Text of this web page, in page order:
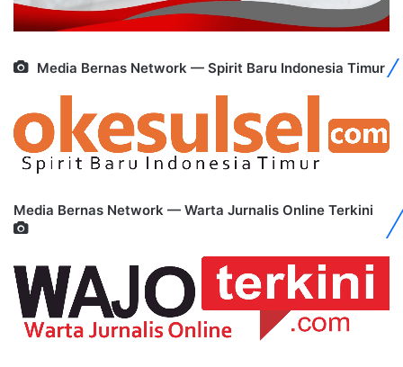
Media Bernas Network — Spirit Baru Indonesia Timur
Media Bernas Network — Warta Jurnalis Online Terkini